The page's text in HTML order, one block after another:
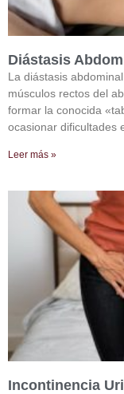
Diástasis
La diástasis
músculos rectos del
formar la conocida
ocasionar dificultades
Leer más »
Incontinencia